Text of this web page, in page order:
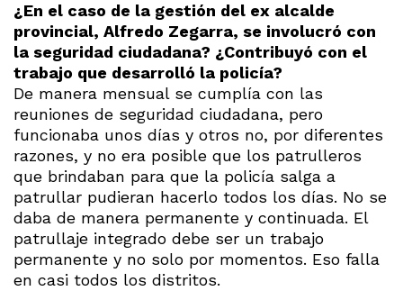
¿En el caso de la gestión del ex alcalde
provincial, Alfredo Zegarra, se involucró con
la seguridad ciudadana? ¿Contribuyó con el
trabajo que desarrolló la policía?
De manera mensual se cumplía con las
reuniones de seguridad ciudadana, pero
funcionaba unos días y otros no, por diferentes
razones, y no era posible que los patrulleros
que brindaban para que la policía salga a
patrullar pudieran hacerlo todos los días. No se
daba de manera permanente y continuada. El
patrullaje integrado debe ser un trabajo
permanente y no solo por momentos. Eso falla
en casi todos los distritos.